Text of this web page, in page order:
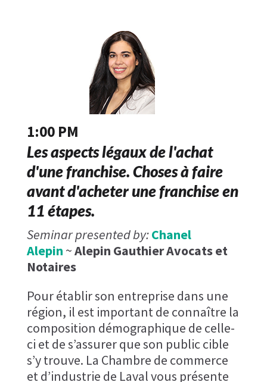
1:00 PM
Les aspects légaux de l'achat
d'une franchise. Choses à faire
avant d'acheter une franchise en
11 étapes.
Seminar presented by:Chanel
Alepin ~Alepin Gauthier Avocats et
Notaires
Pour établir son entreprise dans une
région, il est important de connaître la
composition démographique de celle-
ci et de s’assurer que son public cible
s’y trouve. La Chambre de commerce
et d’industrie de Laval vous présente